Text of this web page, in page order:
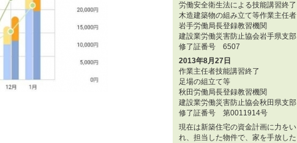
労働安全衛生法による技能講習終了
木造建築物の組み立て等作業主任者
岩手労働局長登録教習機関
建設業労働災害防止協会岩手県支部
修了証番号 6507
2013年8月27日
作業主任者技能講習終了
足場の組立て等
秋田労働局長登録教習機関
建設業労働災害防止協会秋田県支部
修了証番号 第0011914号
現在は新築住宅の資金計画に力をい
れ、担当した物件で、家を手放した